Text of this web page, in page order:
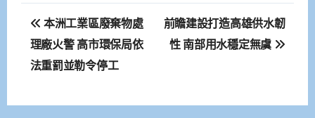
文
章
導
覽
本洲工業區廢棄物處
理廠火警 高市環保局依
法重罰並勒令停工
前瞻建設打造高雄供水韌
性 南部用水穩定無虞